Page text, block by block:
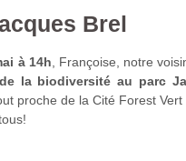
Brel
à 14h , Françoise, notre
la biodiversité au parc
proche de la Cité Forest Vert